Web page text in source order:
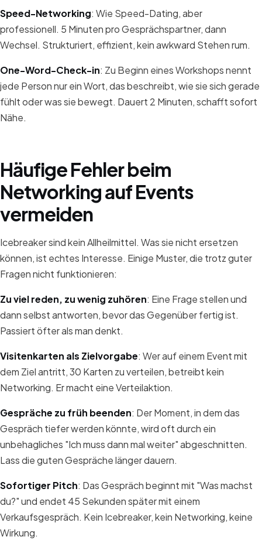
Speed-Networking: Wie Speed-Dating, aber
professionell. 5 Minuten pro Gesprächspartner, dann
Wechsel. Strukturiert, effizient, kein awkward Stehen rum.
One-Word-Check-in: Zu Beginn eines Workshops nennt
jede Person nur ein Wort, das beschreibt, wie sie sich gerade
fühlt oder was sie bewegt. Dauert 2 Minuten, schafft sofort
Nähe.
Häufige Fehler beim
Networking auf Events
vermeiden
Icebreaker sind kein Allheilmittel. Was sie nicht ersetzen
können, ist echtes Interesse. Einige Muster, die trotz guter
Fragen nicht funktionieren:
Zu viel reden, zu wenig zuhören: Eine Frage stellen und
dann selbst antworten, bevor das Gegenüber fertig ist.
Passiert öfter als man denkt.
Visitenkarten als Zielvorgabe: Wer auf einem Event mit
dem Ziel antritt, 30 Karten zu verteilen, betreibt kein
Networking. Er macht eine Verteilaktion.
Gespräche zu früh beenden: Der Moment, in dem das
Gespräch tiefer werden könnte, wird oft durch ein
unbehagliches "Ich muss dann mal weiter" abgeschnitten.
Lass die guten Gespräche länger dauern.
Sofortiger Pitch: Das Gespräch beginnt mit "Was machst
du?" und endet 45 Sekunden später mit einem
Verkaufsgespräch. Kein Icebreaker, kein Networking, keine
Wirkung.